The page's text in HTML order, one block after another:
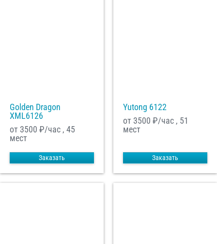
Golden Dragon
XML6126
от 3500 ₽/час , 45
мест
Заказать
Yutong 6122
от 3500 ₽/час , 51
мест
Заказать